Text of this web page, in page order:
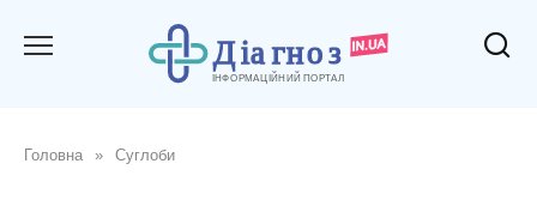
Головна » Суглоби